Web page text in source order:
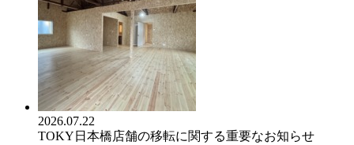
2026.07.22
TOKY日本橋店舗の移転に関する重要なお知らせ